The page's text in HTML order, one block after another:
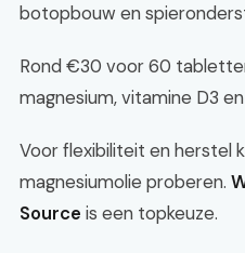
botopbouw en
Rond €30 voor 60
magnesium, vitamine D3 en
Voor flexibiliteit en herstel
magnesiumolie proberen.
Source is een topkeuze.